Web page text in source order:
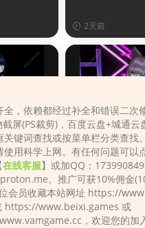
2天前
人物（Looks）
全，依赖都经过补全和错误二次
屏(PS裁剪)，百度云盘+城通云
关键词查找或按菜单栏分类查找
使用科学上网。有任何问题可以
在线客服】或加QQ：
。推广可获10%佣金
会员收藏本站网址 https://
https://www.beixi.games 或
，欢迎您的加